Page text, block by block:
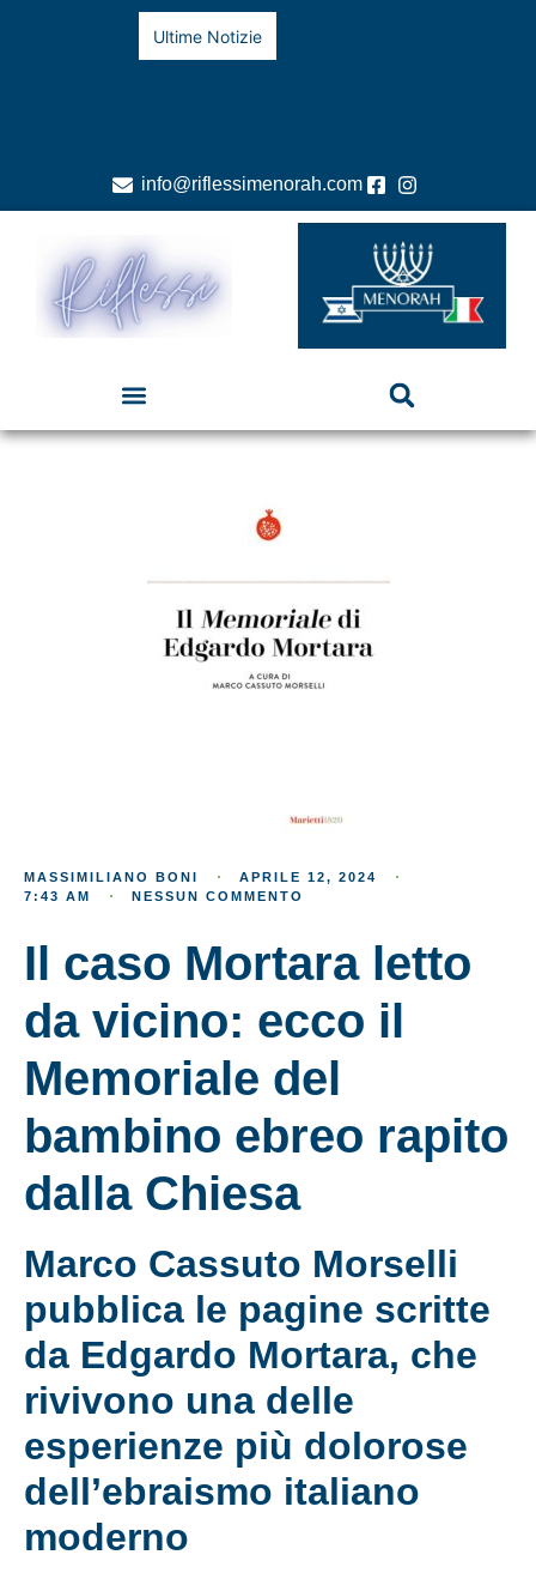
Ultime Notizie
info@riflessimenorah.com
MASSIMILIANO BONI
APRILE 12, 2024
7:43 AM
NESSUN COMMENTO
Il caso Mortara letto
da vicino: ecco il
Memoriale del
bambino ebreo rapito
dalla Chiesa
Marco Cassuto Morselli
pubblica le pagine scritte
da Edgardo Mortara, che
rivivono una delle
esperienze più dolorose
dell’ebraismo italiano
moderno